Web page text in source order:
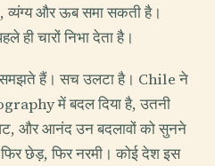
और ऊब समा सकती है।
ही चारों निभा देता है।
समझते हैं। सच उलटा है। Chile ने
में बदल दिया है, उतनी
और आनंद उन बदलावों को सुनने
छेड़, फिर नरमी। कोई देश इस